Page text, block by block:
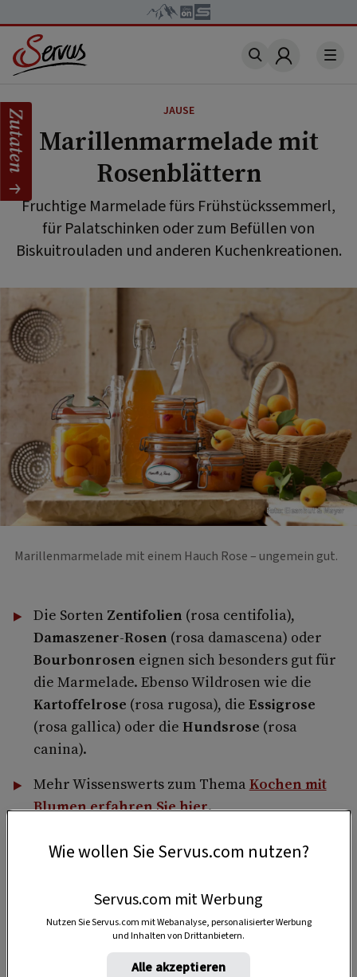
Account
JAUSE
Marillenmarmelade mit
Rosenblättern
Fruchtige Marmelade fürs Frühstückssemmerl,
für Palatschinken oder zum Befüllen von
Biskuitrouladen und anderen Kuchenkreationen.
Foto: Eisenhut & Mayer
Marillenmarmelade mit einem Hauch Rose – ungemein gut.
Die Sorten Zentifolien (rosa centifolia),
Damaszener-Rosen (rosa damascena) oder
Bourbonrosen eignen sich besonders gut für
die Marmelade. Ebenso Wildrosen wie die
Kartoffelrose (rosa rugosa), die Essigrose
(rosa gallica) oder die Hundsrose (rosa
canina).
Mehr Wissenswerts zum Thema Kochen mit
Blumen erfahren Sie hier.
30 Minuten
Zutaten
Wie wollen Sie Servus.com nutzen?
Servus.com mit Werbung
Nutzen Sie Servus.com mit Webanalyse, personalisierter Werbung
und Inhalten von Drittanbietern.
Alle akzeptieren